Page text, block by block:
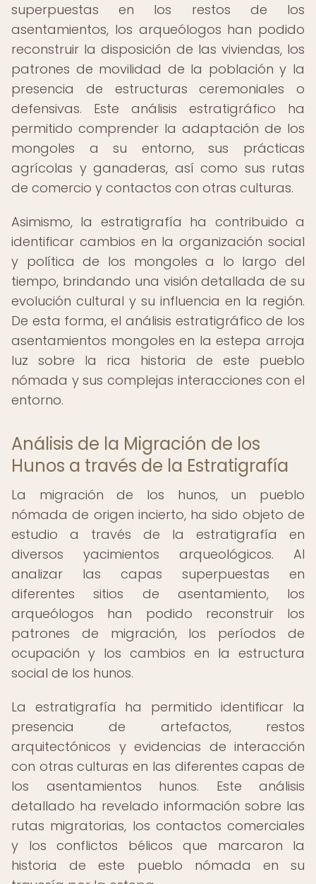
superpuestas en los restos de los
asentamientos, los arqueólogos han podido
reconstruir la disposición de las viviendas, los
patrones de movilidad de la población y la
presencia de estructuras ceremoniales o
defensivas. Este análisis estratigráfico ha
permitido comprender la adaptación de los
mongoles a su entorno, sus prácticas
agrícolas y ganaderas, así como sus rutas
de comercio y contactos con otras culturas.
Asimismo, la estratigrafía ha contribuido a
identificar cambios en la organización social
y política de los mongoles a lo largo del
tiempo, brindando una visión detallada de su
evolución cultural y su influencia en la región.
De esta forma, el análisis estratigráfico de los
asentamientos mongoles en la estepa arroja
luz sobre la rica historia de este pueblo
nómada y sus complejas interacciones con el
entorno.
Análisis de la Migración de los
Hunos a través de la Estratigrafía
La migración de los hunos, un pueblo
nómada de origen incierto, ha sido objeto de
estudio a través de la estratigrafía en
diversos yacimientos arqueológicos. Al
analizar las capas superpuestas en
diferentes sitios de asentamiento, los
arqueólogos han podido reconstruir los
patrones de migración, los períodos de
ocupación y los cambios en la estructura
social de los hunos.
La estratigrafía ha permitido identificar la
presencia de artefactos, restos
arquitectónicos y evidencias de interacción
con otras culturas en las diferentes capas de
los asentamientos hunos. Este análisis
detallado ha revelado información sobre las
rutas migratorias, los contactos comerciales
y los conflictos bélicos que marcaron la
historia de este pueblo nómada en su